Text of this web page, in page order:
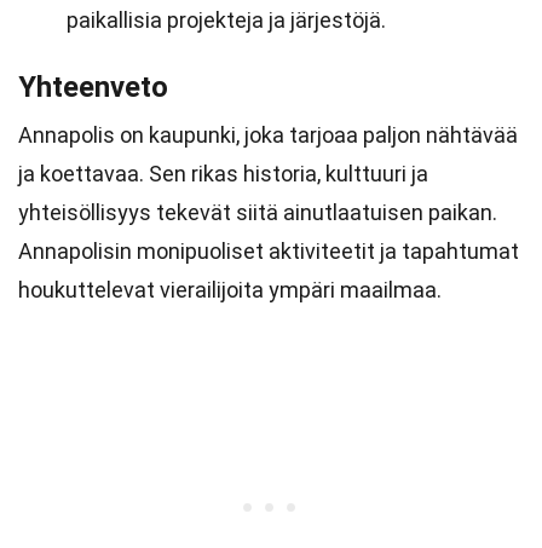
paikallisia projekteja ja järjestöjä.
Yhteenveto
Annapolis on kaupunki, joka tarjoaa paljon nähtävää
ja koettavaa. Sen rikas historia, kulttuuri ja
yhteisöllisyys tekevät siitä ainutlaatuisen paikan.
Annapolisin monipuoliset aktiviteetit ja tapahtumat
houkuttelevat vierailijoita ympäri maailmaa.